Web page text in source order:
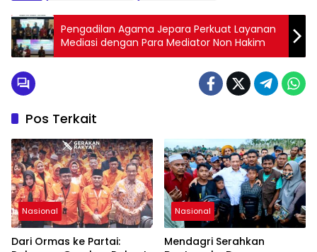
Pengadilan Agama Jepara Perkuat Layanan
Mediasi dengan Para Mediator Non Hakim
Pos Terkait
Nasional
Dari Ormas ke Partai:
Nasional
Mendagri Serahkan